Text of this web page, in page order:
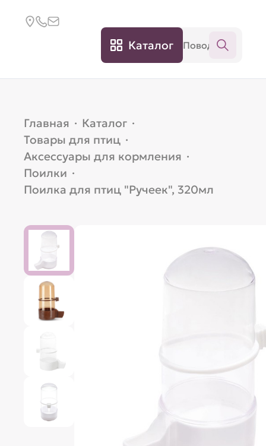
Каталог
Главная · Каталог ·
Товары для птиц ·
Аксессуары для кормления ·
Поилки ·
Поилка для птиц "Ручеек", 320мл